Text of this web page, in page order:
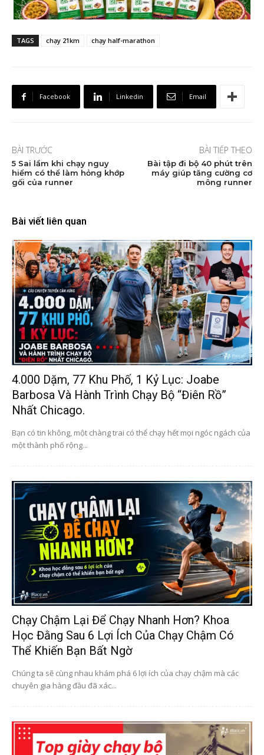
TAGS chạy 21km chạy half-marathon
Facebook Linkedin Email
BÀI TRƯỚC
5 Sai lầm khi chạy nguy
hiểm có thể làm hỏng khớp
gối của runner
BÀI TIẾP THEO
Bài tập đi bộ 40 phút trên
máy giúp tăng cường cơ
mông runner
Bài viết liên quan
4.000 Dặm, 77 Khu Phố, 1 Kỷ Lục: Joabe
Barbosa Và Hành Trình Chạy Bộ “điên Rồ”
Nhất Chicago.
Bạn có tin không, một chàng trai có thể chạy hết mọi ngóc ngách của
một thành phố rộng...
Chạy Chậm Lại Để Chạy Nhanh Hơn? Khoa
Học Đằng Sau 6 Lợi Ích Của Chạy Chậm Có
Thể Khiến Bạn Bất Ngờ
Chúng ta sẽ cùng nhau khám phá 6 lợi ích của chạy chậm mà các
chuyên gia hàng đầu đã xác...